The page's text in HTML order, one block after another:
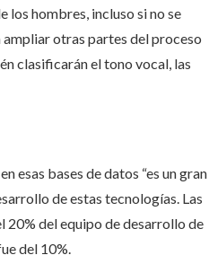
los hombres, incluso si no se
otras partes del proceso
clasificarán el tono vocal, las
esas bases de datos “es un gran
de estas tecnologías. Las
20% del equipo de desarrollo de
del 10%.